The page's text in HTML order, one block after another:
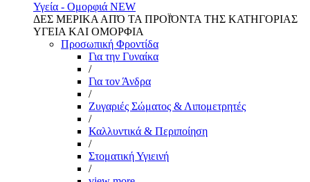
Υγεία - Ομορφιά NEW
ΔΕΣ ΜΕΡΙΚΑ ΑΠΌ ΤΑ ΠΡΟΪΌΝΤΑ ΤΗΣ ΚΑΤΗΓΟΡΙΑΣ
ΥΓΕΙΑ ΚΑΙ ΟΜΟΡΦΙΑ
Προσωπική Φροντίδα
Για την Γυναίκα
/
Για τον Άνδρα
/
Ζυγαριές Σώματος & Λιπομετρητές
/
Καλλυντικά & Περιποίηση
/
Στοματική Υγιεινή
/